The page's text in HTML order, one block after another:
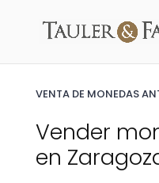
VENTA DE MONEDAS
Vender
en